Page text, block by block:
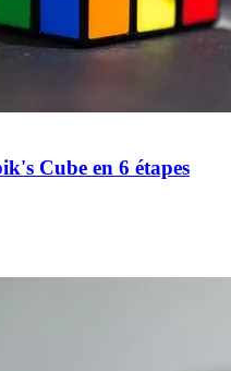
Cube en 6 étapes